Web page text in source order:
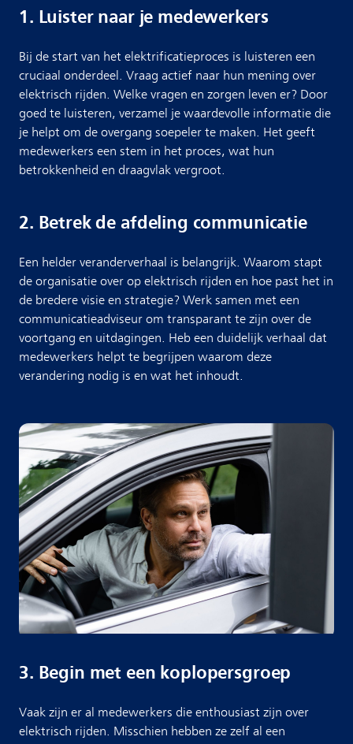
1. Luister naar je medewerkers
Bij de start van het elektrificatieproces is luisteren een
cruciaal onderdeel. Vraag actief naar hun mening over
elektrisch rijden. Welke vragen en zorgen leven er? Door
goed te luisteren, verzamel je waardevolle informatie die
je helpt om de overgang soepeler te maken. Het geeft
medewerkers een stem in het proces, wat hun
betrokkenheid en draagvlak vergroot.
2. Betrek de afdeling communicatie
Een helder veranderverhaal is belangrijk. Waarom stapt
de organisatie over op elektrisch rijden en hoe past het in
de bredere visie en strategie? Werk samen met een
communicatieadviseur om transparant te zijn over de
voortgang en uitdagingen. Heb een duidelijk verhaal dat
medewerkers helpt te begrijpen waarom deze
verandering nodig is en wat het inhoudt.
3. Begin met een koplopersgroep
Vaak zijn er al medewerkers die enthousiast zijn over
elektrisch rijden. Misschien hebben ze zelf al een